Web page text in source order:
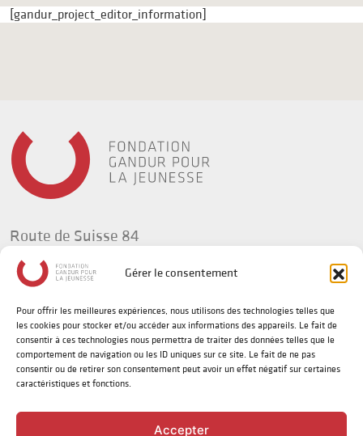
Gérer le consentement
Pour offrir les meilleures expériences, nous utilisons des technologies telles que
les cookies pour stocker et/ou accéder aux informations des appareils. Le fait de
consentir à ces technologies nous permettra de traiter des données telles que le
comportement de navigation ou les ID uniques sur ce site. Le fait de ne pas
consentir ou de retirer son consentement peut avoir un effet négatif sur certaines
caractéristiques et fonctions.
Accepter
[gandur_project_editor_information]
Route de Suisse 84
1295 Tannay
Suisse
t +41(0) 58 702 92 34
info@fg-jeunesse.org
Politique de confidentialité